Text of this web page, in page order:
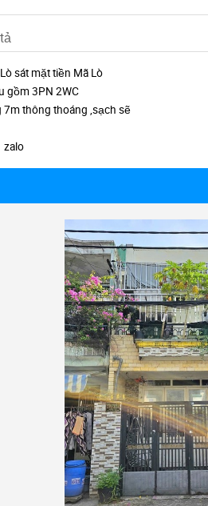
sát mặt tiền Mã Lò
gồm 3PN 2WC
thông thoáng ,sạch sẽ
zalo